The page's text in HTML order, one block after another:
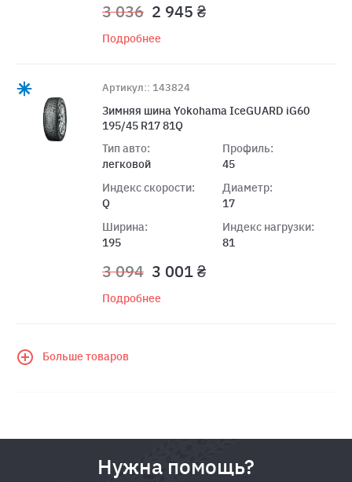
3 036 2 945 ₴
Подробнее
Артикул:: 143824
Зимняя шина Yokohama IceGUARD iG60
195/45 R17 81Q
Тип авто:
легковой
Индекс скорости:
Q
Ширина:
195
Профиль:
45
Диаметр:
17
Индекс нагрузки:
81
3 094 3 001 ₴
Подробнее
Больше товаров
Нужна помощь?